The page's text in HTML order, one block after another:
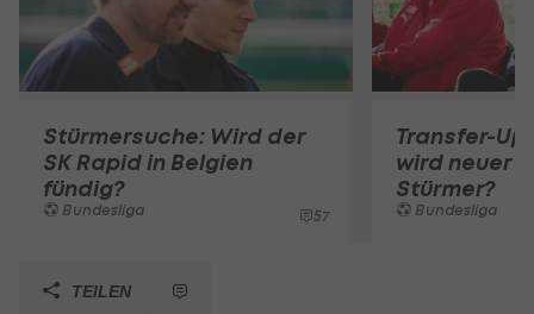
Stürmersuche: Wird der
SK Rapid in Belgien
fündig?
Bundesliga 57
Transfer-
wird neuer
Stürmer?
Bundesliga
TEILEN